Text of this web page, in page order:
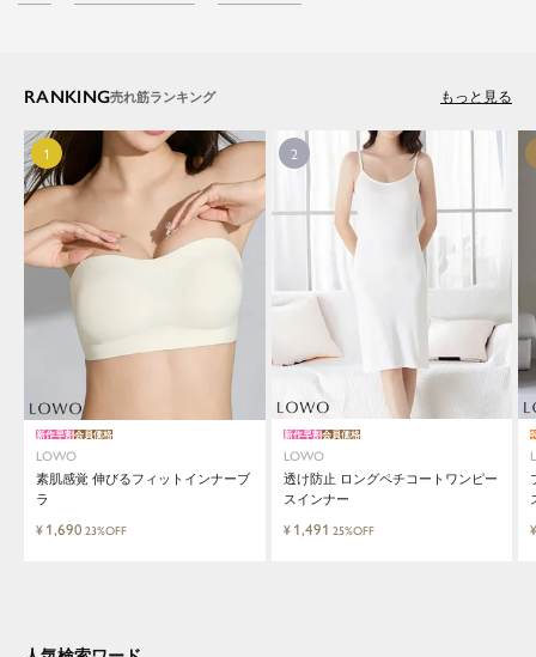
RANKING もっと見る
LOWO
素肌感覚 伸びるフィットインナーブ
ラ
新作早割会員価格
¥ 1,690 23%OFF
LOWO
透け防止 ロングペチコートワンピー
スインナー
新作早割会員価格
¥ 1,491 25%OFF ¥